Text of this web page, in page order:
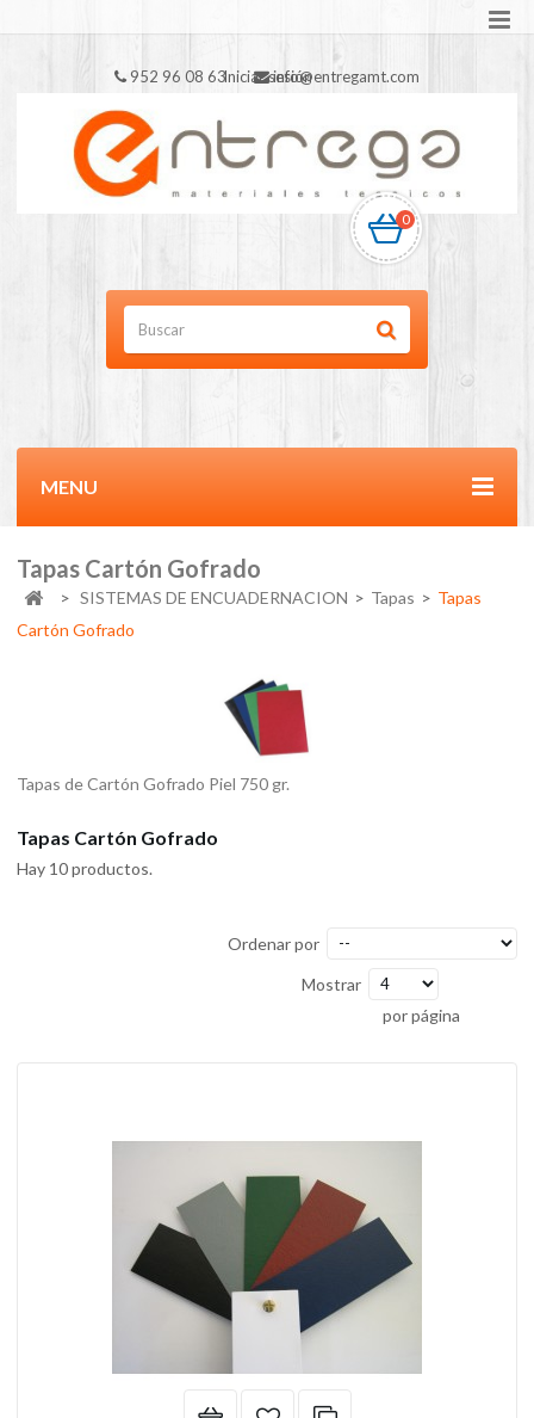
952 96 08 63 info@entregamt.com
Iniciar sesión
0
MENU
Tapas Cartón Gofrado
> SISTEMAS DE ENCUADERNACION > Tapas > Tapas
Cartón Gofrado
Tapas de Cartón Gofrado Piel 750 gr.
Tapas Cartón Gofrado
Hay 10 productos.
Ordenar por
Mostrar
por página